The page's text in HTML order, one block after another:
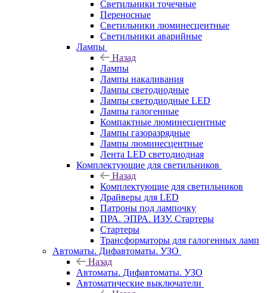
Cветильники точечные
Переносные
Светильники люминесцентные
Светильники аварийные
Лампы
Назад
Лампы
Лампы накаливания
Лампы светодиодные
Лампы светодиодные LED
Лампы галогенные
Компактные люминесцентные
Лампы газоразрядные
Лампы люминесцентные
Лента LED светодиодная
Комплектующие для светильников
Назад
Комплектующие для светильников
Драйверы для LED
Патроны под лампочку
ПРА. ЭПРА. ИЗУ. Стартеры
Стартеры
Трансформаторы для галогенных ламп
Автоматы. Дифавтоматы. УЗО
Назад
Автоматы. Дифавтоматы. УЗО
Автоматические выключатели